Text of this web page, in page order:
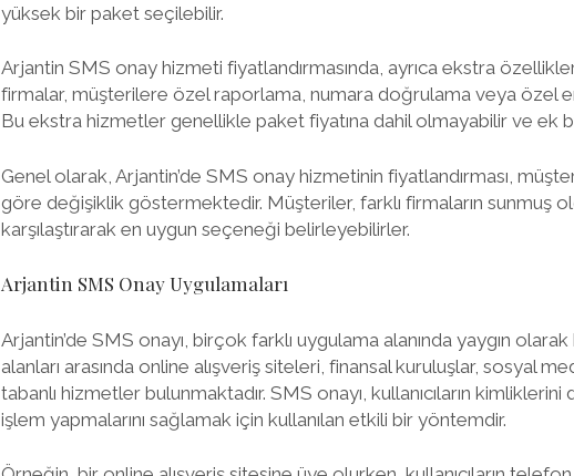
yüksek bir paket seçilebilir.
Arjantin SMS onay hizmeti fiyatlandırmasında, ayrıca ekstra
firmalar, müşterilere özel raporlama, numara doğrulama veya özel
Bu ekstra hizmetler genellikle paket fiyatına dahil olmayabilir ve ek
Genel olarak, Arjantin’de SMS onay hizmetinin fiyatlandırması,
göre değişiklik göstermektedir. Müşteriler, farklı firmaların sunmuş
karşılaştırarak en uygun seçeneği belirleyebilirler.
Arjantin SMS Onay Uygulamaları
Arjantin’de SMS onayı, birçok farklı uygulama alanında yaygın
alanları arasında online alışveriş siteleri, finansal kuruluşlar, sosyal
tabanlı hizmetler bulunmaktadır. SMS onayı, kullanıcıların
işlem yapmalarını sağlamak için kullanılan etkili bir yöntemdir.